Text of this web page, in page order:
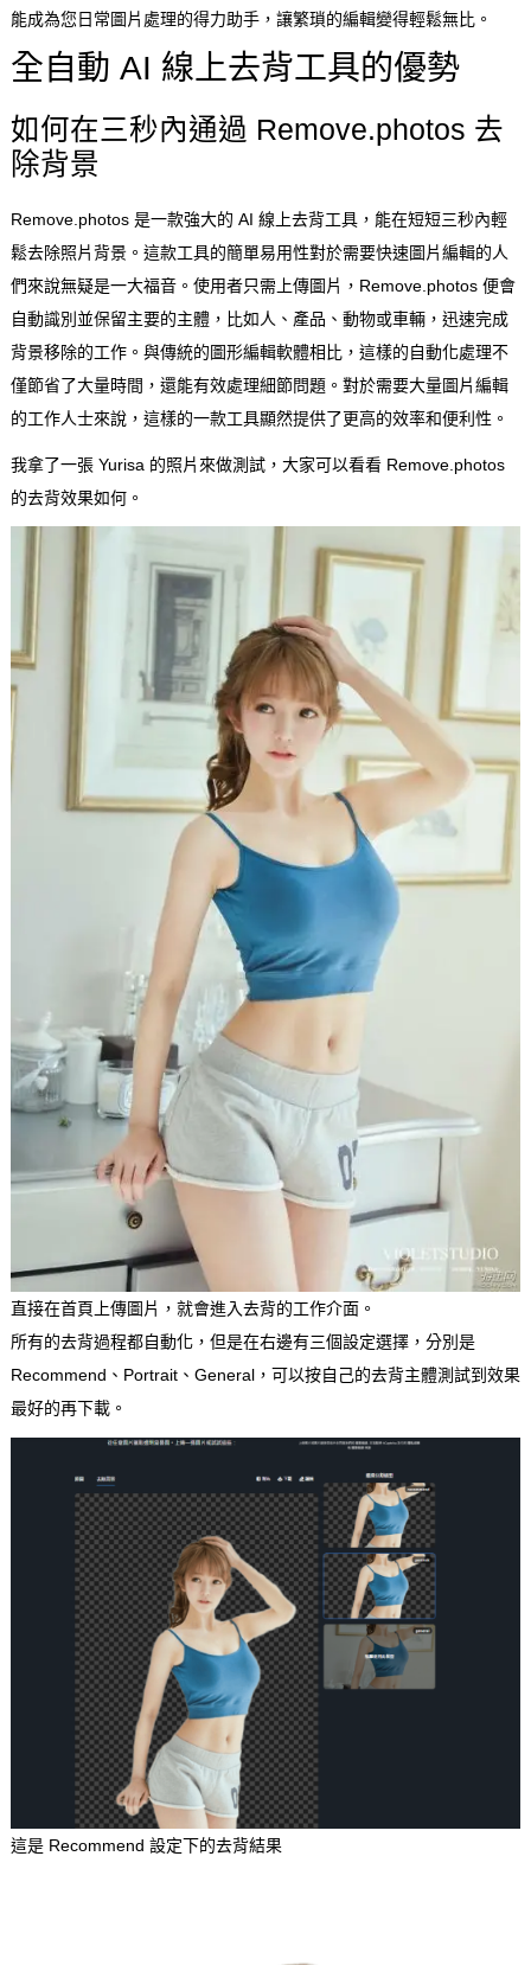
能成為您日常圖片處理的得力助手，讓繁瑣的編輯變得輕鬆無比。
全自動 AI 線上去背工具的優勢
如何在三秒內通過 Remove.photos 去
除背景
Remove.photos 是一款強大的 AI 線上去背工具，能在短短三秒內輕
鬆去除照片背景。這款工具的簡單易用性對於需要快速圖片編輯的人
們來說無疑是一大福音。使用者只需上傳圖片，Remove.photos 便會
自動識別並保留主要的主體，比如人、產品、動物或車輛，迅速完成
背景移除的工作。與傳統的圖形編輯軟體相比，這樣的自動化處理不
僅節省了大量時間，還能有效處理細節問題。對於需要大量圖片編輯
的工作人士來說，這樣的一款工具顯然提供了更高的效率和便利性。
我拿了一張 Yurisa 的照片來做測試，大家可以看看 Remove.photos
的去背效果如何。
直接在首頁上傳圖片，就會進入去背的工作介面。
所有的去背過程都自動化，但是在右邊有三個設定選擇，分別是
Recommend、Portrait、General，可以按自己的去背主體測試到效果
最好的再下載。
這是 Recommend 設定下的去背結果